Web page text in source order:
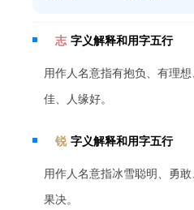
志 字义解释和用字五行
用作人名意指有抱负、有理想
佳、人缘好。
锐 字义解释和用字五行
用作人名意指冰雪聪明、勇敢
果决。